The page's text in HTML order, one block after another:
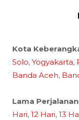
Kota
Solo, Yogyakarta,
Banda Aceh,
Lama
Hari, 12 Hari, 13